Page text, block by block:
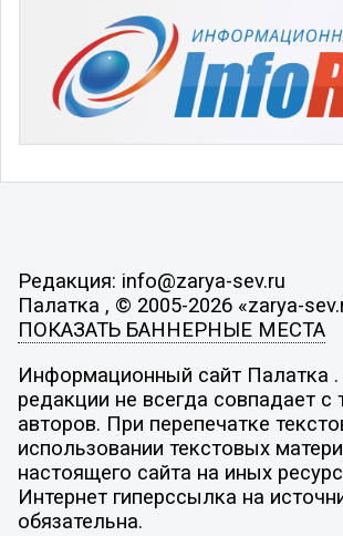
Редакция: info@zarya-sev.ru
Палатка , © 2005-2026 «zarya-
ПОКАЗАТЬ БАННЕРНЫЕ МЕСТА
Информационный сайт Палатка
редакции не всегда совпадает с
авторов. При перепечатке
использовании текстовых
настоящего сайта на иных
Интернет гиперссылка на
обязательна.